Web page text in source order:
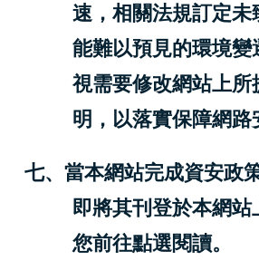
速，相關法規訂定
能難以預見的環境
視需要修改網站上
明，以落實保障網路
七、當本網站完成資安政
即將其刊登於本網
您前往點選閱讀。